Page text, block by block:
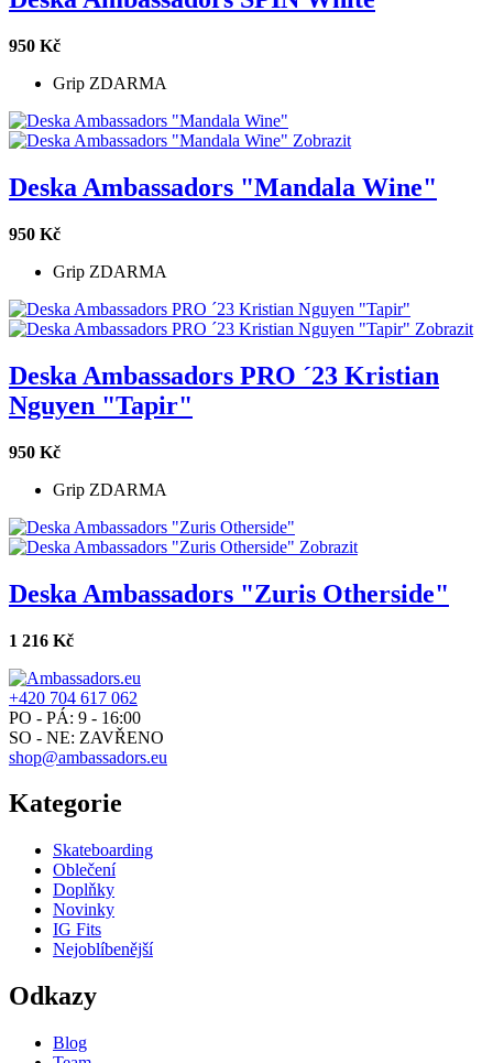
950 Kč
Grip ZDARMA
Zobrazit
Deska Ambassadors "Mandala Wine"
950 Kč
Grip ZDARMA
Zobrazit
Deska Ambassadors PRO ´23 Kristian
Nguyen "Tapir"
950 Kč
Grip ZDARMA
Zobrazit
Deska Ambassadors "Zuris Otherside"
1 216 Kč
+420 704 617 062
PO - PÁ: 9 - 16:00
SO - NE: ZAVŘENO
shop@ambassadors.eu
Kategorie
Skateboarding
Oblečení
Doplňky
Novinky
IG Fits
Nejoblíbenější
Odkazy
Blog